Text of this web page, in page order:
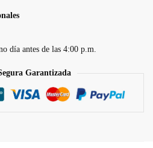
día antes de las 4:00 p.m.
Garantizada